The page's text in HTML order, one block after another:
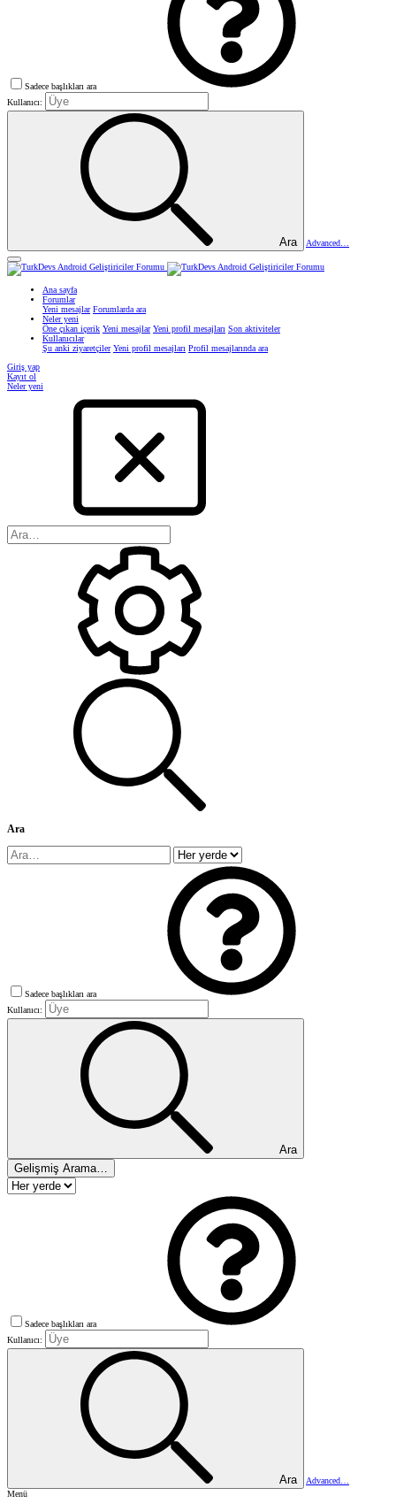
Sadece başlıkları ara
Kullanıcı:
Ara Advanced…
Ana sayfa
Forumlar
Yeni mesajlar Forumlarda ara
Neler yeni
Öne çıkan içerik Yeni mesajlar Yeni profil mesajları Son aktiviteler
Kullanıcılar
Şu anki ziyaretçiler Yeni profil mesajları Profil mesajlarında ara
Giriş yap
Kayıt ol
Neler yeni
Ara
Sadece başlıkları ara
Kullanıcı:
Ara
Gelişmiş Arama…
Sadece başlıkları ara
Kullanıcı:
Ara
Advanced…
Menü